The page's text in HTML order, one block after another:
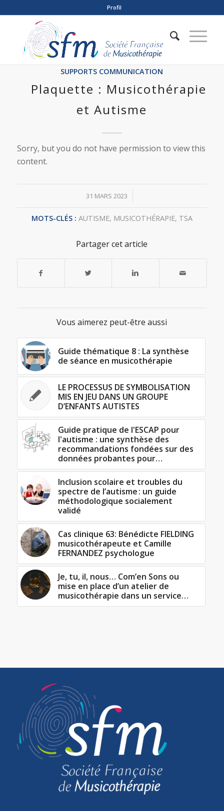
Profil
SUPPORTS COMMUNICATION
Plaquette : Musicothérapie
et Autisme
Sorry, but you do not have permission to view this
content.
31 MARS 2023
/
MOTS-CLÉS : AUTISME, MUSICOTHÉRAPIE, TSA
Partager cet article
Vous aimerez peut-être aussi
Guide thématique 8 : La synthèse
de séance en musicothérapie
LE PROCESSUS DE SYMBOLISATION
MIS EN JEU DANS UN GROUPE
D’ENFANTS AUTISTES
Guide pratique de l'ESCAP pour
l'autisme : une synthèse des
recommandations fondées sur des
données probantes pour…
Inclusion scolaire et troubles du
spectre de l’autisme : un guide
méthodologique socialement
validé
Cas clinique 63: Bénédicte FIELDING
musicothérapeute et Camille
FERNANDEZ psychologue
Je, tu, il, nous… Com’en Sons ou
mise en place d’un atelier de
musicothérapie dans un service…